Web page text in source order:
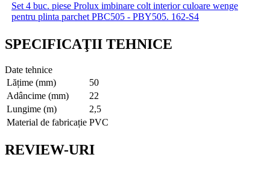
Set 4 buc. piese Prolux imbinare colt interior culoare wenge
pentru plinta parchet PBC505 - PBY505. 162-S4
SPECIFICAŢII TEHNICE
Date tehnice
Lățime (mm)
50
Adâncime (mm)
22
Lungime (m)
2,5
Material de fabricație PVC
REVIEW-URI